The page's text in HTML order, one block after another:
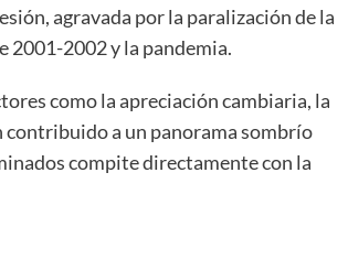
agravada por la paralización de la
2001-2002 y la pandemia.
como la apreciación cambiaria, la
contribuido a un panorama sombrío
compite directamente con la